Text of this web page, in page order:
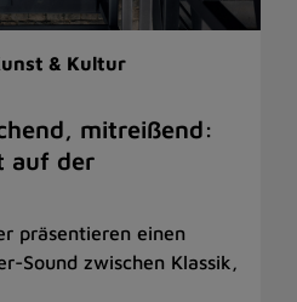
& Kultur
mitreißend:
auf der
präsentieren einen
Sound zwischen Klassik,